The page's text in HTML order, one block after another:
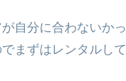
が自分に合わない
まずはレンタルし